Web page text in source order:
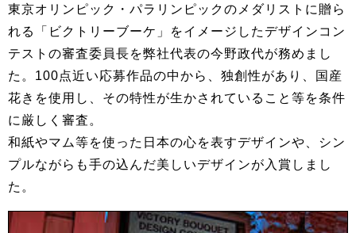
東京オリンピック・パラリンピックのメダリストに贈ら
れる「ビクトリーブーケ」をイメージしたデザインコン
テストの審査委員長を弊社代表の今野政代が務めまし
た。100点近い応募作品の中から、独創性があり、国産
花きを使用し、その特性が生かされていること等を条件
に厳しく審査。
和紙やマム等を使った日本の心を表すデザインや、シン
プルながらも手の込んだ美しいデザインが入賞しまし
た。